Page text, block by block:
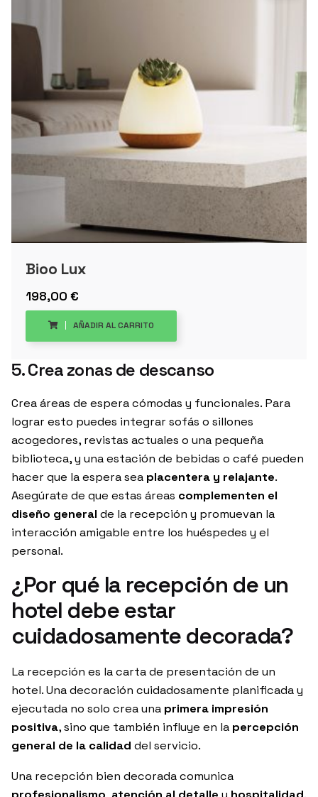
Bioo Lux
198,00 €
AÑADIR AL CARRITO
5. Crea zonas de descanso
Crea áreas de espera cómodas y funcionales. Para
lograr esto puedes integrar sofás o sillones
acogedores, revistas actuales o una pequeña
biblioteca, y una estación de bebidas o café pueden
hacer que la espera sea placentera y relajante.
Asegúrate de que estas áreas complementen el
diseño general de la recepción y promuevan la
interacción amigable entre los huéspedes y el
personal.
¿Por qué la recepción de un
hotel debe estar
cuidadosamente decorada?
La recepción es la carta de presentación de un
hotel. Una decoración cuidadosamente planificada y
ejecutada no solo crea una primera impresión
positiva, sino que también influye en la percepción
general de la calidad del servicio.
Una recepción bien decorada comunica